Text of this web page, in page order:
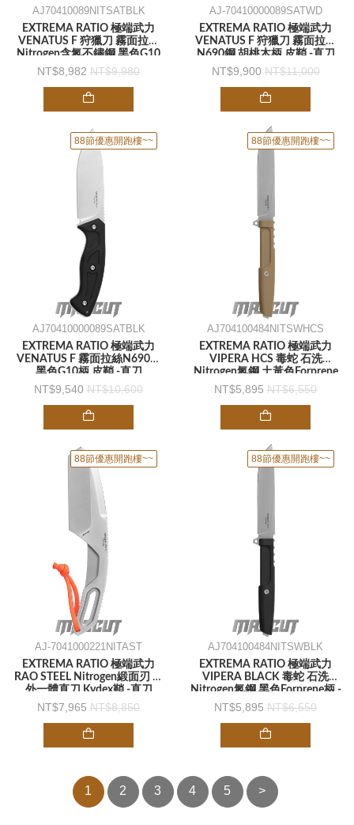
AJ70410089NITSATBLK
EXTREMA RATIO 極端武力
VENATUS F 狩獵刀 霧面拉絲
Nitrogen含氮不鏽鋼 黑色G10
柄 皮鞘 -直刀
8,982 9,980
AJ-70410000089SATWD
EXTREMA RATIO 極端武力
VENATUS F 狩獵刀 霧面拉絲
N690鋼 胡桃木柄 皮鞘 -直刀
9,900 11,000
88節優惠開跑樓~~
AJ70410000089SATBLK
EXTREMA RATIO 極端武力
VENATUS F 霧面拉絲N690鋼
黑色G10柄 皮鞘 -直刀
9,540 10,600
88節優惠開跑樓~~
AJ704100484NITSWHCS
EXTREMA RATIO 極端武力
VIPERA HCS 毒蛇 石洗
Nitrogen氮鋼 土黃色Forprene
柄 -直刀
5,895 6,550
88節優惠開跑樓~~
AJ-7041000221NITAST
EXTREMA RATIO 極端武力
RAO STEEL Nitrogen緞面刃 戶
外一體直刀 Kydex鞘 -直刀
7,965 8,850
88節優惠開跑樓~~
AJ704100484NITSWBLK
EXTREMA RATIO 極端武力
VIPERA BLACK 毒蛇 石洗
Nitrogen氮鋼 黑色Forprene柄 -
直刀
5,895 6,550
1 2 3 4 5 >